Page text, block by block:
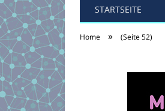
STARTSEITE
Home » (Seite 52)